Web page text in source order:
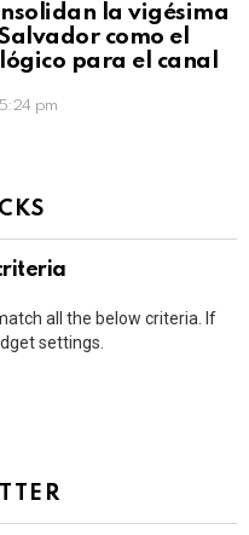
la vigésima
como el
para el canal
pm
all the below criteria. If
settings.